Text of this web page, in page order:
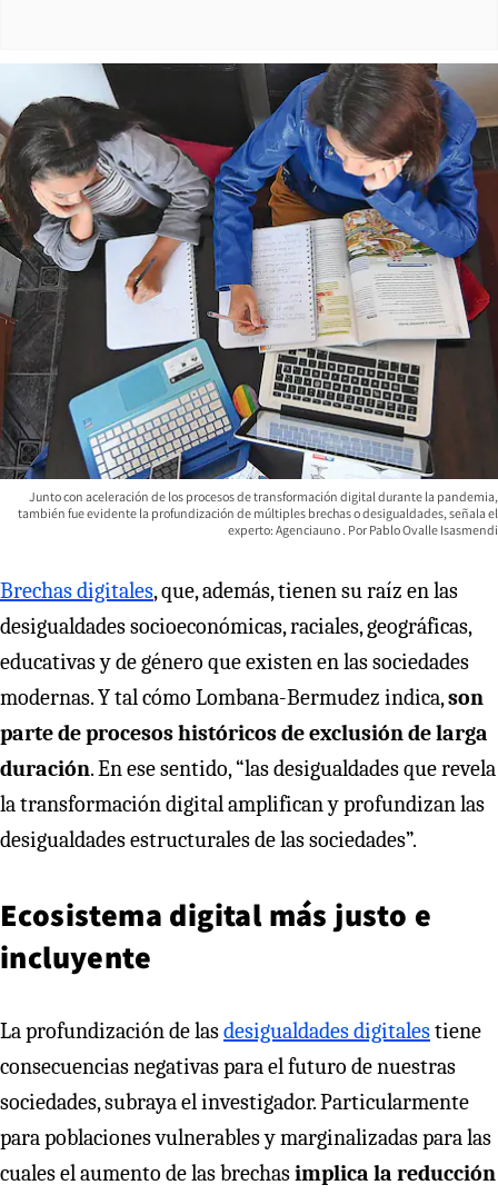
Junto con aceleración de los procesos de transformación digital durante la pandemia,
también fue evidente la profundización de múltiples brechas o desigualdades, señala el
experto: Agenciauno
Pablo Ovalle Isasmendi
Brechas digitales, que, además, tienen su raíz en las
desigualdades socioeconómicas, raciales, geográficas,
educativas y de género que existen en las sociedades
modernas. Y tal cómo Lombana-Bermudez indica,son
parte de procesos históricos de exclusión de larga
duración. En ese sentido, “las desigualdades que revela
la transformación digital amplifican y profundizan las
desigualdades estructurales de las sociedades”.
Ecosistema digital más justo e
incluyente
La profundización de lasdesigualdades digitalestiene
consecuencias negativas para el futuro de nuestras
sociedades, subraya el investigador. Particularmente
para poblaciones vulnerables y marginalizadas para las
cuales el aumento de las brechasimplica la reducción